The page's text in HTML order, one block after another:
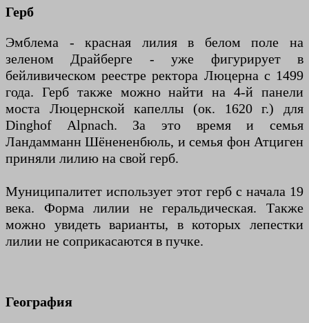
Герб
Эмблема - красная лилия в белом поле на
зеленом Драйберге - уже фигурирует в
бейливическом реестре ректора Люцерна с 1499
года. Герб также можно найти на 4-й панели
моста Люцернской капеллы (ок. 1620 г.) для
Dinghof Alpnach. За это время и семья
Ландамманн Шёнененбюль, и семья фон Атциген
приняли лилию на свой герб.
Муниципалитет использует этот герб с начала 19
века. Форма лилии не геральдическая. Также
можно увидеть варианты, в которых лепестки
лилии не соприкасаются в пучке.
География